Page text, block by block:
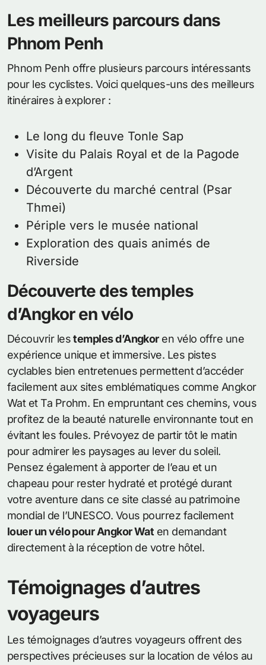
Les meilleurs parcours dans
Phnom Penh
Phnom Penh offre plusieurs parcours intéressants
pour les cyclistes. Voici quelques-uns des meilleurs
itinéraires à explorer :
Le long du fleuve Tonle Sap
Visite du Palais Royal et de la Pagode
d’Argent
Découverte du marché central (Psar
Thmei)
Périple vers le musée national
Exploration des quais animés de
Riverside
Découverte des temples
d’Angkor en vélo
Découvrir lestemples d’Angkoren vélo offre une
expérience unique et immersive. Les pistes
cyclables bien entretenues permettent d’accéder
facilement aux sites emblématiques comme Angkor
Wat et Ta Prohm. En empruntant ces chemins, vous
profitez de la beauté naturelle environnante tout en
évitant les foules. Prévoyez de partir tôt le matin
pour admirer les paysages au lever du soleil.
Pensez également à apporter de l’eau et un
chapeau pour rester hydraté et protégé durant
votre aventure dans ce site classé au patrimoine
mondial de l’UNESCO. Vous pourrez facilement
louer un vélo pour Angkor Waten demandant
directement à la réception de votre hôtel.
Témoignages d’autres
voyageurs
Les témoignages d’autres voyageurs offrent des
perspectives précieuses sur la location de vélos au